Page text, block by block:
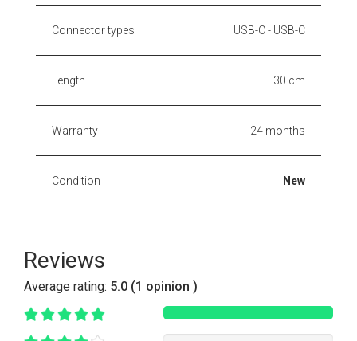
Connector types USB-C - USB-C
Length 30 cm
Warranty 24 months
Condition New
Reviews
Average rating: 5.0 (1 opinion )